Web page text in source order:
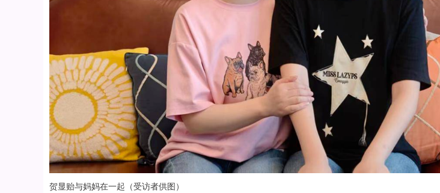
贺显贻与妈妈在一起（受访者供图）